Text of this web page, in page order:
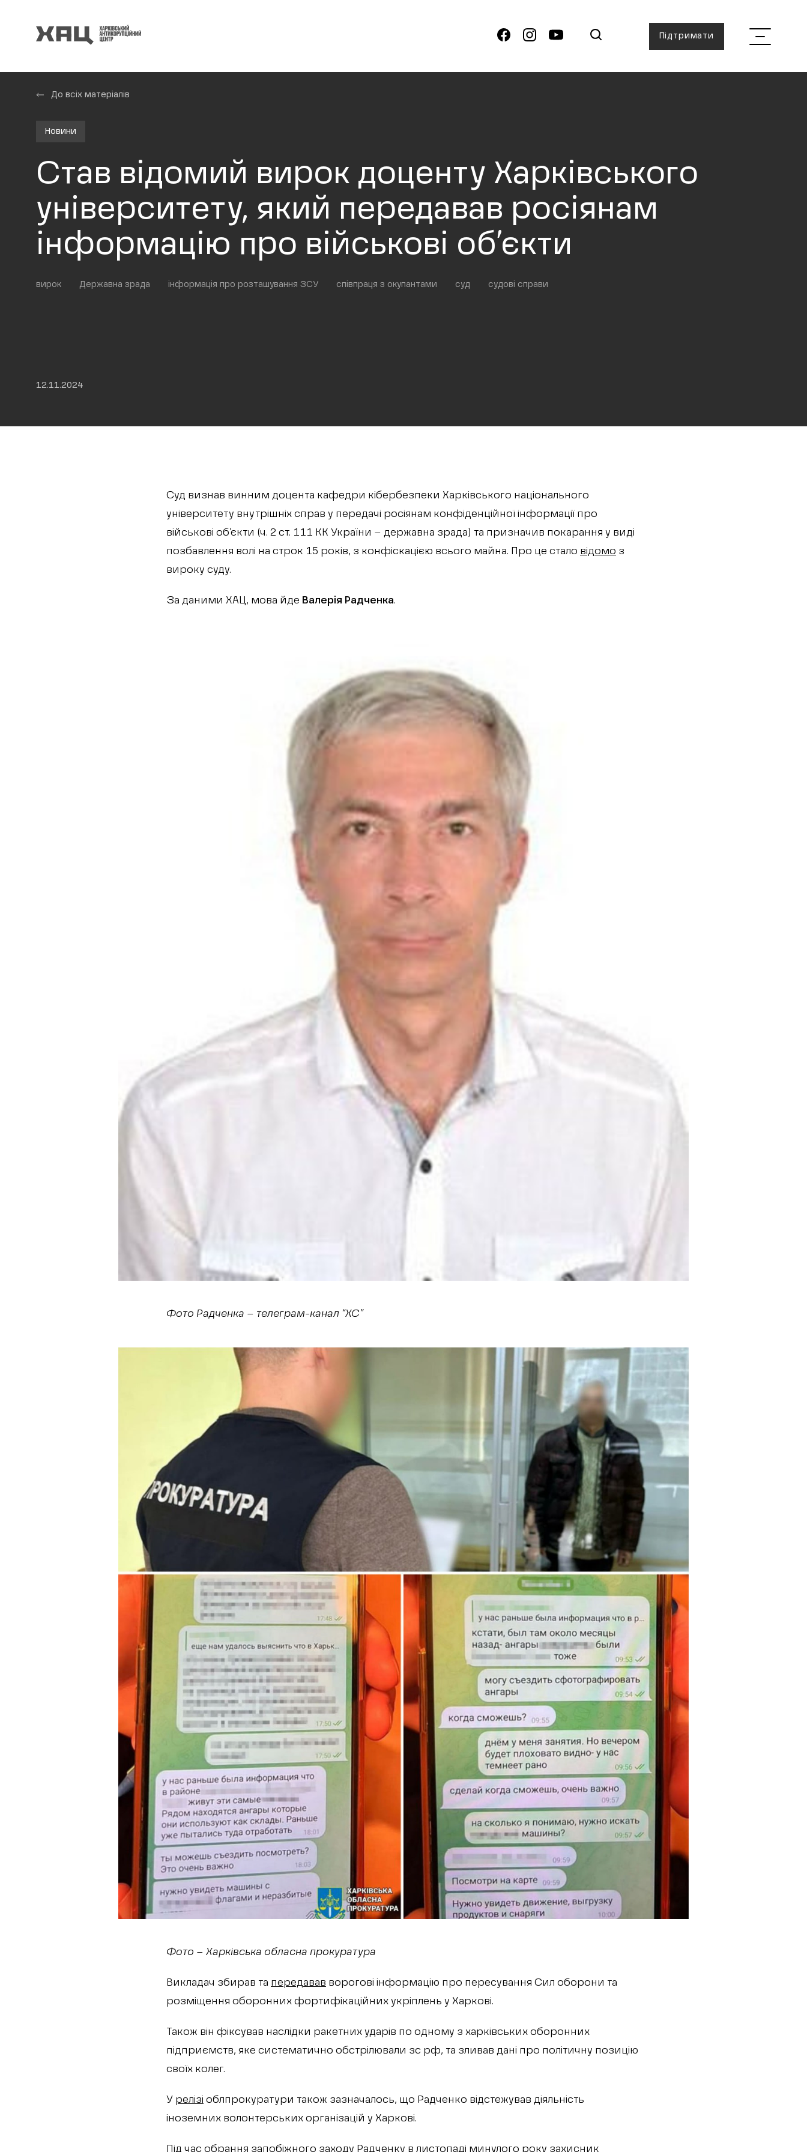
Підтримати
До всіх матеріалів
Новини
Став відомий вирок доценту Харківського
університету, який передавав росіянам
інформацію про військові об’єкти
вирок Державна зрада інформація про розташування ЗСУ співпраця з окупантами суд судові справи
12.11.2024
Суд визнав винним доцента кафедри кібербезпеки Харківського національного
університету внутрішніх справ у передачі росіянам конфіденційної інформації про
військові об’єкти (ч. 2 ст. 111 КК України – державна зрада) та призначив покарання у виді
позбавлення волі на строк 15 років, з конфіскацією всього майна. Про це стало відомо з
вироку суду.
За даними ХАЦ, мова йде Валерія Радченка.
Фото Радченка – телеграм-канал “ХС”
Фото – Харківська обласна прокуратура
Викладач збирав та передавав ворогові інформацію про пересування Сил оборони та
розміщення оборонних фортифікаційних укріплень у Харкові.
Також він фіксував наслідки ракетних ударів по одному з харківських оборонних
підприємств, яке систематично обстрілювали зс рф, та зливав дані про політичну позицію
своїх колег.
У релізі облпрокуратури також зазначалось, що Радченко відстежував діяльність
іноземних волонтерських організацій у Харкові.
Під час обрання запобіжного заходу Радченку в листопаді минулого року захисник